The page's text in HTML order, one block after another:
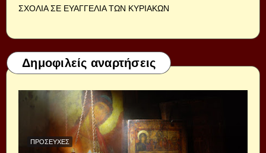
ΣΧΟΛΙΑ ΣΕ ΕΥΑΓΓΕΛΙΑ ΤΩΝ ΚΥΡΙΑΚΩΝ
Δημοφιλείς αναρτήσεις
ΠΡΟΣΕΥΧΈΣ